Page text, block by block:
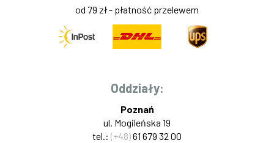
od 79 zł - płatność przelewem
Oddziały:
Poznań
ul. Mogileńska 19
tel.: (+48)61 679 32 00